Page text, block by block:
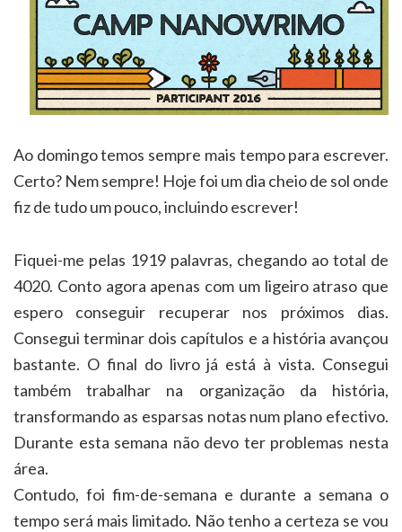
Ao domingo temos sempre mais tempo para escrever.
Certo? Nem sempre! Hoje foi um dia cheio de sol onde
fiz de tudo um pouco, incluindo escrever!
Fiquei-me pelas 1919 palavras, chegando ao total de
4020. Conto agora apenas com um ligeiro atraso que
espero conseguir recuperar nos próximos dias.
Consegui terminar dois capítulos e a história avançou
bastante. O final do livro já está à vista. Consegui
também trabalhar na organização da história,
transformando as esparsas notas num plano efectivo.
Durante esta semana não devo ter problemas nesta
área.
Contudo, foi fim-de-semana e durante a semana o
tempo será mais limitado. Não tenho a certeza se vou